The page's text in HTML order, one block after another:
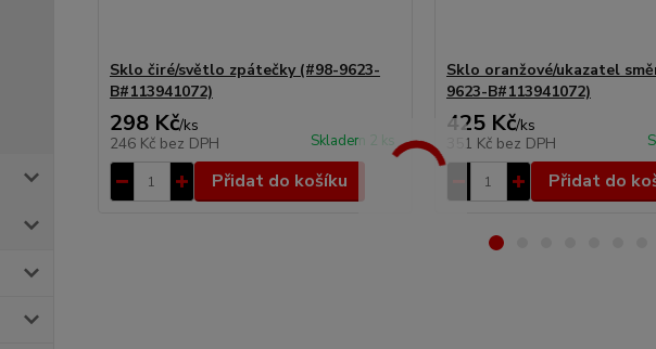
Sklo čiré/světlo zpátečky (#98-9623-
B#113941072)
298 Kč/ks
246 Kč bez DPH Skladem 2 ks
Přidat do košíku
Sklo oranžové/ukazatel
9623-B#113941072)
425 Kč/ks
351 Kč bez DPH
Přidat do